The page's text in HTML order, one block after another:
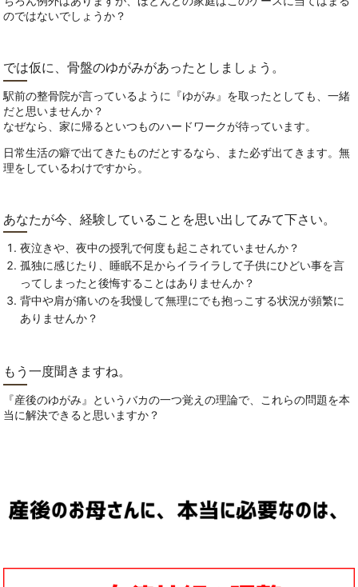
のではないでしょうか？
では仮に、骨盤のゆがみがあったとしましょう。
駅前の整骨院が言っているように『ゆがみ』を取ったとしても、一緒
だと思いませんか？
なぜなら、家に帰るといつものハードワークが待っています。
日常生活の癖で出てきたものだとするなら、また必ず出てきます。無
理をしているわけですから。
あなたが今、経験していることを思い出してみて下さい。
夜泣きや、夜中の授乳で何度も起こされていませんか？
孤独に感じたり、睡眠不足からイライラして子供にひどい事を言
ってしまったと後悔することはありませんか？
背中や肩が痛いのを我慢して無理にでも抱っこする状況が頻繁に
ありませんか？
もう一度聞きますね。
『産後のゆがみ』というバカの一つ覚えの理論で、これらの問題を本
当に解決できると思いますか？